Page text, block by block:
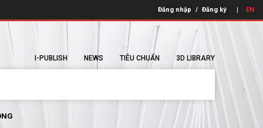
Đăng nhập / Đăng ký EN
I-PUBLISH NEWS TIÊU CHUẨN 3D LIBRARY